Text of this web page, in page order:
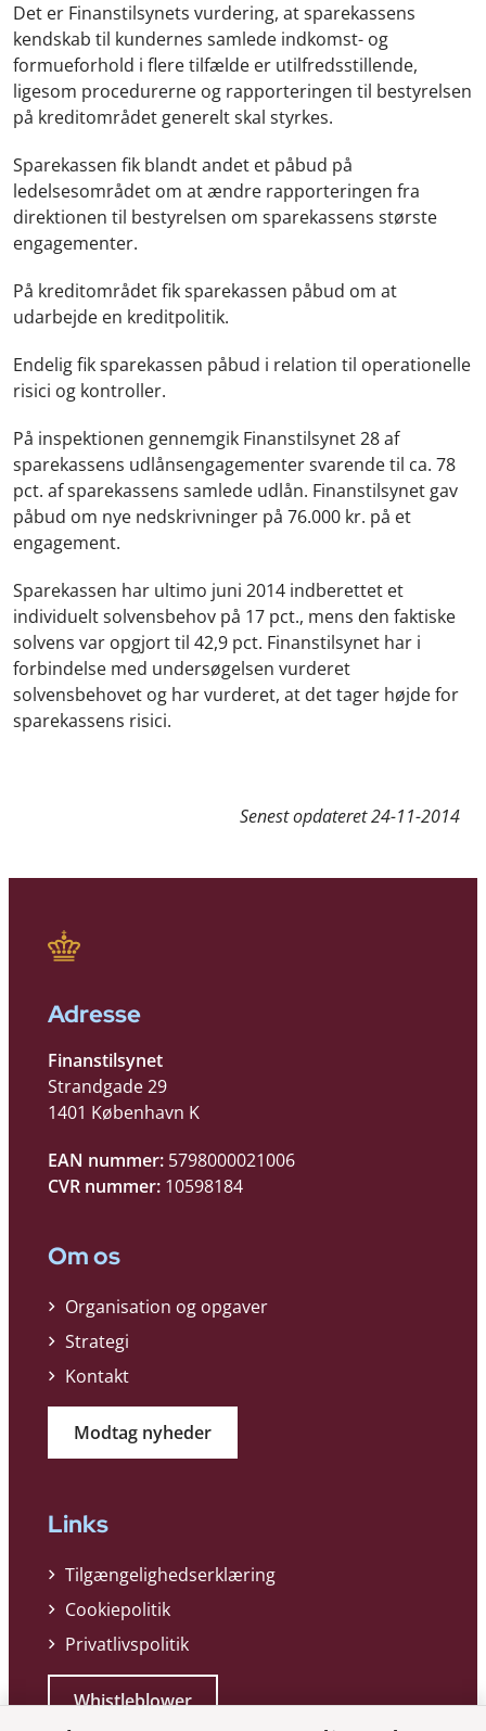
Det er Finanstilsynets vurdering, at sparekassens
kendskab til kundernes samlede indkomst- og
formueforhold i flere tilfælde er utilfredsstillende,
ligesom procedurerne og rapporteringen til bestyrelsen
på kreditområdet generelt skal styrkes.
Sparekassen fik blandt andet et påbud på
ledelsesområdet om at ændre rapporteringen fra
direktionen til bestyrelsen om sparekassens største
engagementer.
På kreditområdet fik sparekassen påbud om at
udarbejde en kreditpolitik.
Endelig fik sparekassen påbud i relation til operationelle
risici og kontroller.
På inspektionen gennemgik Finanstilsynet 28 af
sparekassens udlånsengagementer svarende til ca. 78
pct. af sparekassens samlede udlån. Finanstilsynet gav
påbud om nye nedskrivninger på 76.000 kr. på et
engagement.
Sparekassen har ultimo juni 2014 indberettet et
individuelt solvensbehov på 17 pct., mens den faktiske
solvens var opgjort til 42,9 pct. Finanstilsynet har i
forbindelse med undersøgelsen vurderet
solvensbehovet og har vurderet, at det tager højde for
sparekassens risici.
Senest opdateret24-11-2014
Adresse
Finanstilsynet
Strandgade 29
1401 København K
EAN nummer: 5798000021006
CVR nummer: 10598184
Om os
Organisation og opgaver
Strategi
Kontakt
Modtag nyheder
Links
Tilgængelighedserklæring
Cookiepolitik
Privatlivspolitik
Whistleblower